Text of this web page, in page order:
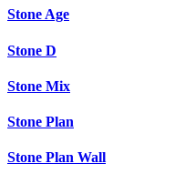
Stone Age
Stone D
Stone Mix
Stone Plan
Stone Plan Wall